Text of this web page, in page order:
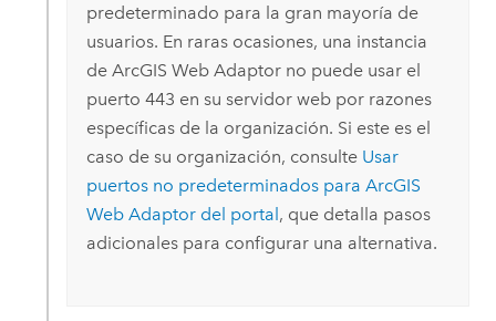
predeterminado para la gran mayoría de
usuarios. En raras ocasiones, una instancia
de ArcGIS Web Adaptorno puede usar el
puerto 443 en su servidor web por razones
específicas de la organización. Si este es el
caso de su organización, consulte Usar
puertos no predeterminados para ArcGIS
Web Adaptordel portal, que detalla pasos
adicionales para configurar una alternativa.